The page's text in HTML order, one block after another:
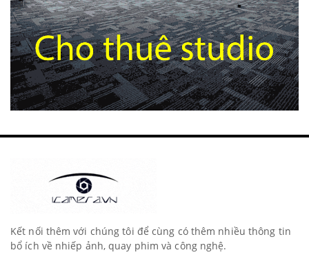
Kết nối thêm với chúng tôi để cùng có thêm nhiều thông tin
bổ ích về nhiếp ảnh, quay phim và công nghệ.